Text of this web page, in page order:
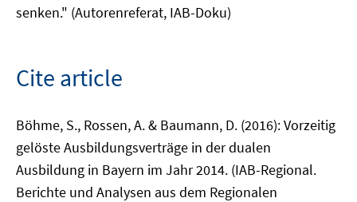
senken." (Autorenreferat, IAB-Doku)
Cite article
Böhme, S., Rossen, A. & Baumann, D. (2016): Vorzeitig
gelöste Ausbildungsverträge in der dualen
Ausbildung in Bayern im Jahr 2014. (IAB-Regional.
Berichte und Analysen aus dem Regionalen